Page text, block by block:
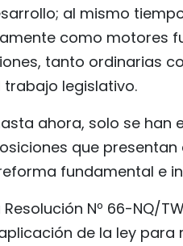
al mismo
como motores
tanto ordinarias
trabajo legislativo.
ahora, solo se
que
fundamental e
Nº 66-NQ/
de la ley